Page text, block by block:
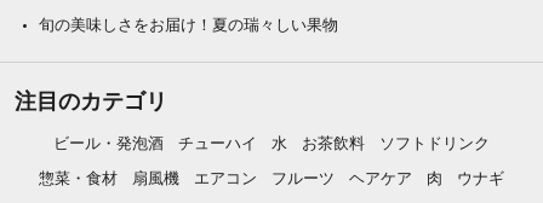
旬の美味しさをお届け！夏の瑞々しい果物
注目のカテゴリ
ビール・発泡酒 チューハイ 水 お茶飲料
ソフトドリンク
惣菜・食材
扇風機 エアコン フルーツ ヘアケア 肉 ウナギ